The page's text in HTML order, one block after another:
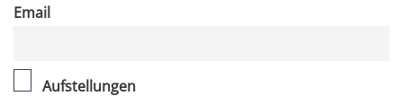
Email
Aufstellungen